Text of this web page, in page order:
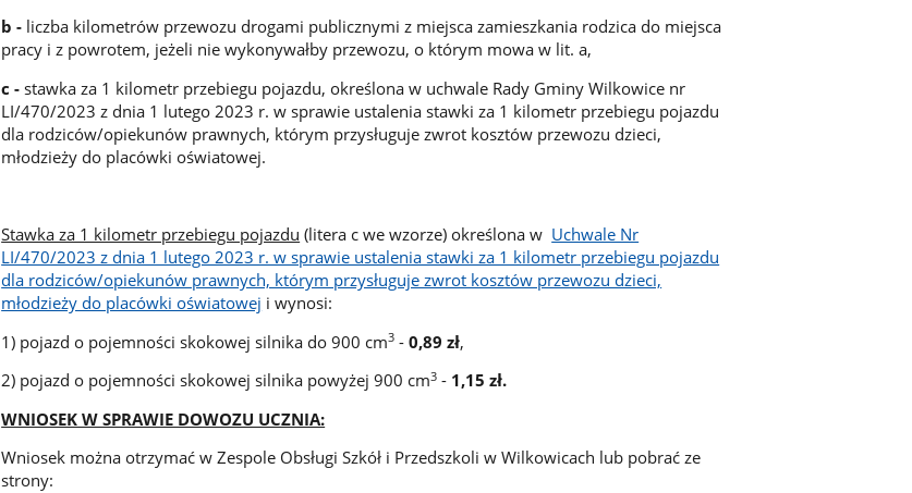
b - liczba kilometrów przewozu drogami publicznymi z miejsca zamieszkania rodzica do miejsca
pracy i z powrotem, jeżeli nie wykonywałby przewozu, o którym mowa w lit. a,
c - stawka za 1 kilometr przebiegu pojazdu, określona w uchwale Rady Gminy Wilkowice nr
LI/470/2023 z dnia 1 lutego 2023 r. w sprawie ustalenia stawki za 1 kilometr przebiegu pojazdu
dla rodziców/opiekunów prawnych, którym przysługuje zwrot kosztów przewozu dzieci,
młodzieży do placówki oświatowej.
Stawka za 1 kilometr przebiegu pojazdu (litera c we wzorze) określona w Uchwale Nr
LI/470/2023 z dnia 1 lutego 2023 r. w sprawie ustalenia stawki za 1 kilometr przebiegu pojazdu
dla rodziców/opiekunów prawnych, którym przysługuje zwrot kosztów przewozu dzieci,
młodzieży do placówki oświatowej i wynosi:
1) pojazd o pojemności skokowej silnika do 900 cm3 -0,89 zł,
2) pojazd o pojemności skokowej silnika powyżej 900 cm3 - 1,15 zł.
WNIOSEK W SPRAWIE DOWOZU UCZNIA:
Wniosek można otrzymać w Zespole Obsługi Szkół i Przedszkoli w Wilkowicach lub pobrać ze
strony: